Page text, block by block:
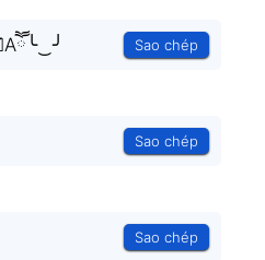
Sao chép
Sao chép
Sao chép